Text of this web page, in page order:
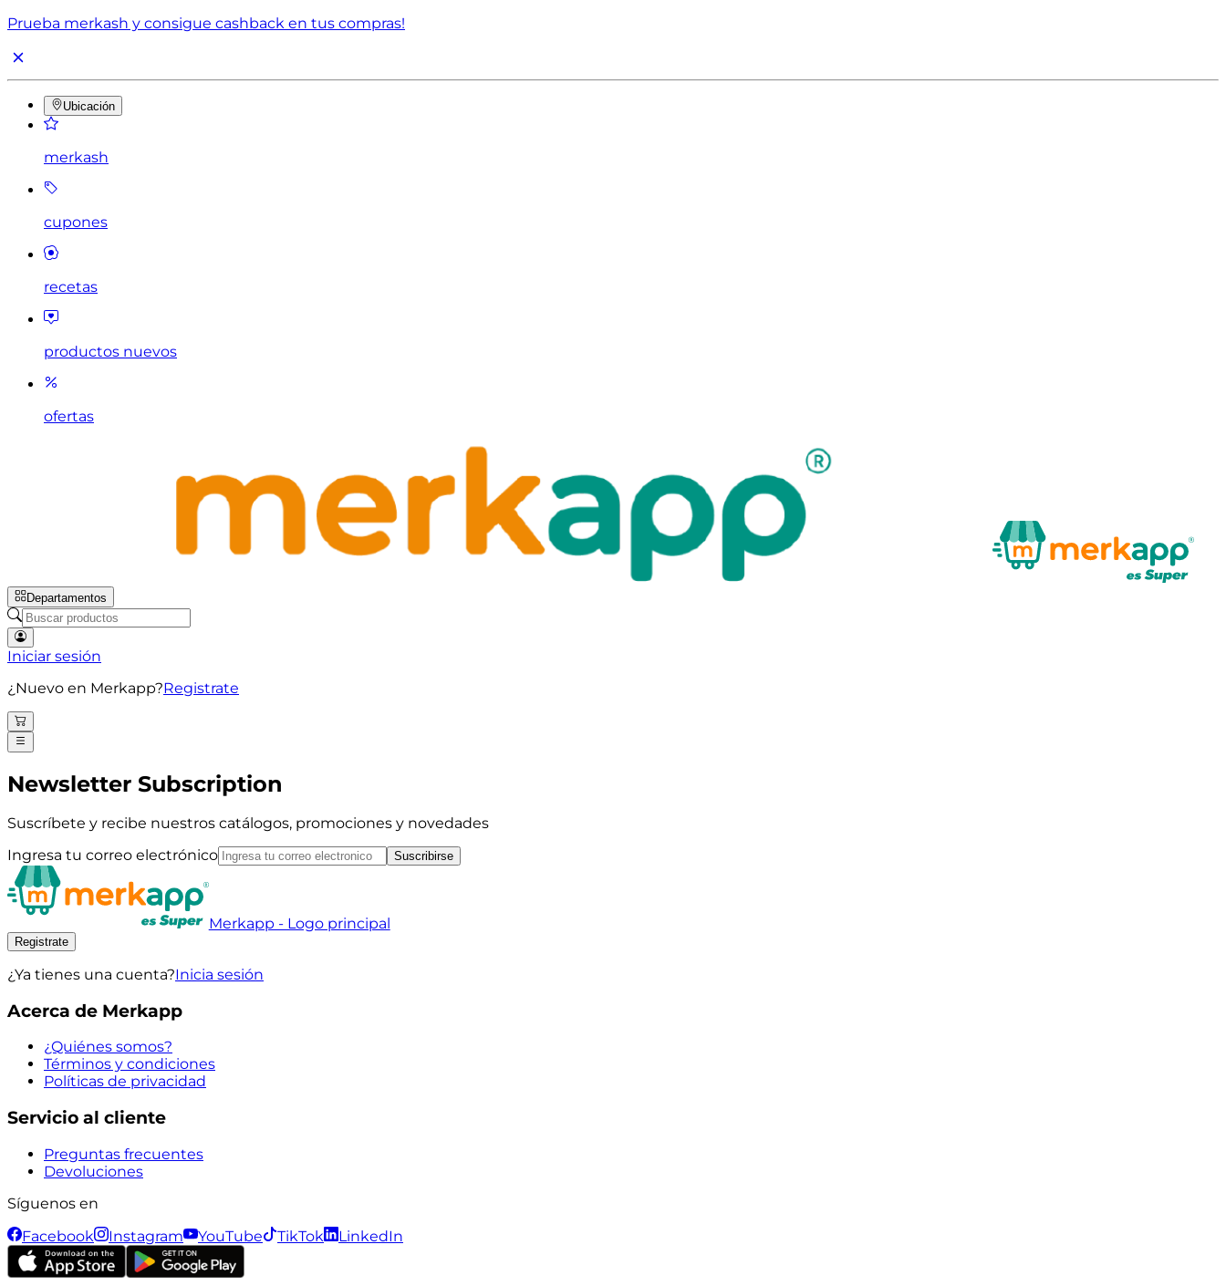
Prueba merkash y consigue cashback en tus compras!
Ubicación
merkash
cupones
recetas
productos nuevos
ofertas
Departamentos
Iniciar sesión
¿Nuevo en Merkapp?Registrate
Newsletter Subscription
Suscríbete y recibe nuestros catálogos, promociones y novedades
Ingresa tu correo electrónico
Suscribirse
Merkapp - Logo principal
Registrate
¿Ya tienes una cuenta?Inicia sesión
Acerca de Merkapp
¿Quiénes somos?
Términos y condiciones
Políticas de privacidad
Servicio al cliente
Preguntas frecuentes
Devoluciones
Síguenos en
Facebook
Instagram YouTube TikTok LinkedIn